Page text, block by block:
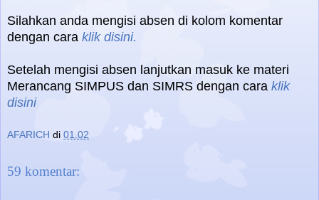
Silahkan anda mengisi absen di kolom komentar
dengan cara klik disini.
Setelah mengisi absen lanjutkan masuk ke materi
Merancang SIMPUS dan SIMRS dengan cara klik
disini
AFARICH di 01.02
59 komentar: